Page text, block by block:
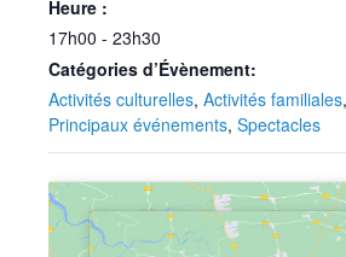
Heure :
17h00 - 23h30
Catégories d’Évènement:
Activités culturelles, Activités familiales,
Principaux événements, Spectacles